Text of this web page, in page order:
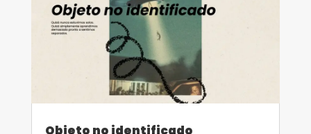
Objeto no identificado